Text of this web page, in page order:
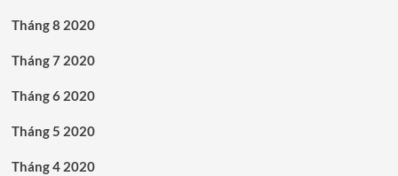
Tháng 8 2020
Tháng 7 2020
Tháng 6 2020
Tháng 5 2020
Tháng 4 2020